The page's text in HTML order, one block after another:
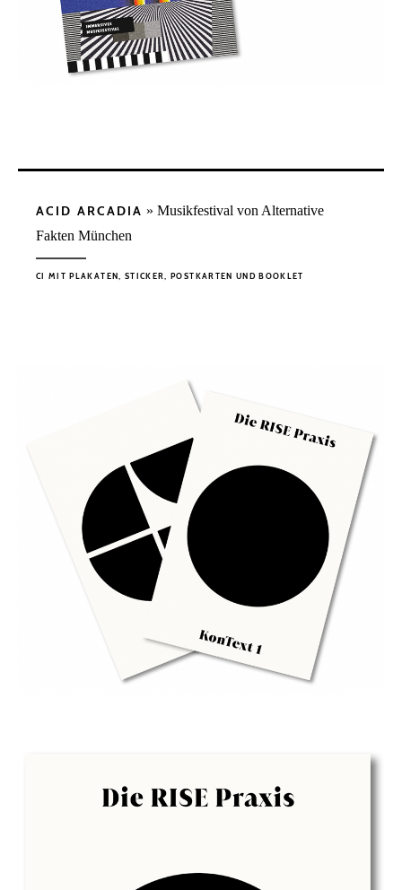
ACID ARCADIA » Musikfestival von Alternative
Fakten München
CI MIT PLAKATEN, STICKER, POSTKARTEN UND BOOKLET